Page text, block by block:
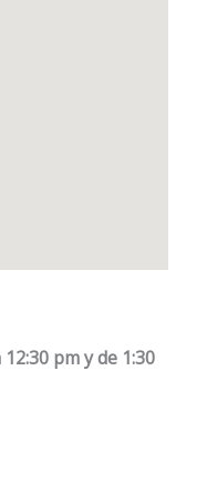
pm y de 1:30